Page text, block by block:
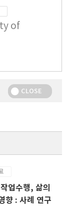
of
CLOSE
업수행, 삶의
향 : 사례 연구